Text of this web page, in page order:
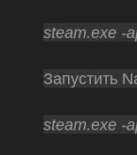
steam.exe -
Запустить
steam.exe -